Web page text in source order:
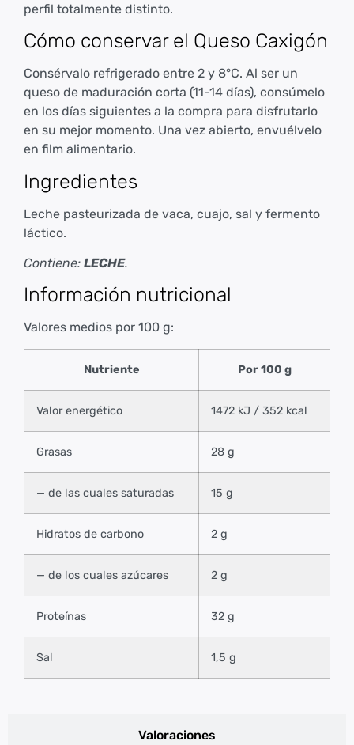
Valoraciones
perfil totalmente distinto.
Cómo conservar el Queso Caxigón
Consérvalo refrigerado entre 2 y 8°C. Al ser un
queso de maduración corta (11-14 días), consúmelo
en los días siguientes a la compra para disfrutarlo
en su mejor momento. Una vez abierto, envuélvelo
en film alimentario.
Ingredientes
Leche pasteurizada de vaca, cuajo, sal y fermento
láctico.
Contiene: LECHE.
Información nutricional
Valores medios por 100 g:
Nutriente Por 100 g
Valor energético 1472 kJ / 352 kcal
Grasas 28 g
— de las cuales saturadas 15 g
Hidratos de carbono 2 g
— de los cuales azúcares 2 g
Proteínas 32 g
Sal 1,5 g